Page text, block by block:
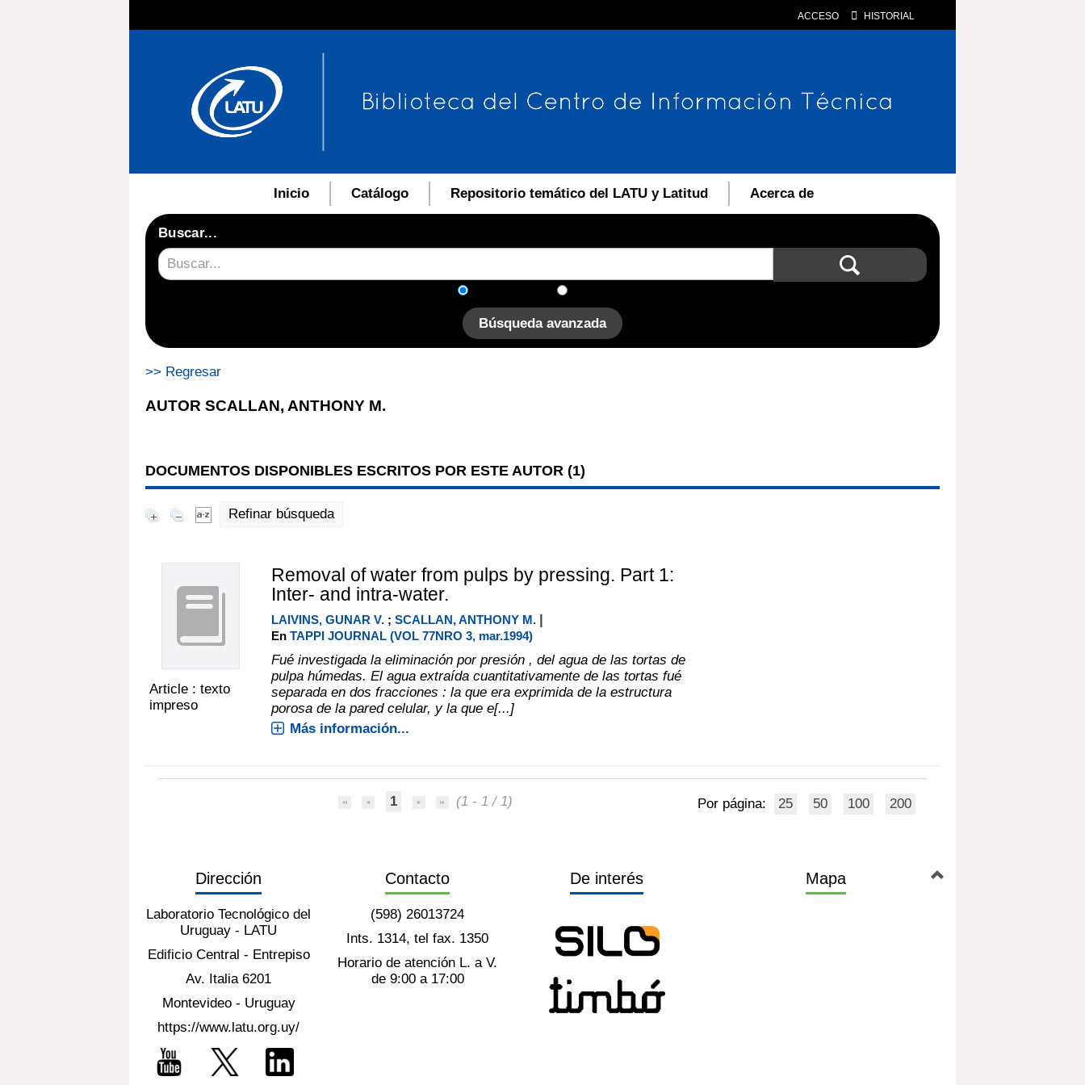
ACCESO HISTORIAL
Inicio Catálogo Repositorio temático del LATU y Latitud Acerca de
Buscar...
Búsqueda avanzada
>> Regresar
AUTOR SCALLAN, ANTHONY M.
DOCUMENTOS DISPONIBLES ESCRITOS POR ESTE AUTOR (1)
Refinar búsqueda
Article : texto
impreso
Removal of water from pulps by pressing. Part 1:
Inter- and intra-water.
LAIVINS, GUNAR V.; SCALLAN, ANTHONY M. |
En TAPPI JOURNAL (VOL 77NRO 3, mar.1994)
Fué investigada la eliminación por presión , del agua de las tortas de
pulpa húmedas. El agua extraída cuantitativamente de las tortas fué
separada en dos fracciones : la que era exprimida de la estructura
porosa de la pared celular, y la que e[...]
Más información...
1 (1 - 1 / 1) Por página: 25 50 100 200
Dirección
Laboratorio Tecnológico del
Uruguay - LATU
Edificio Central - Entrepiso
Av. Italia 6201
Montevideo - Uruguay
https://www.latu.org.uy/
Contacto
(598) 26013724
Ints. 1314, tel fax. 1350
Horario de atención L. a V.
de 9:00 a 17:00
De interés Mapa